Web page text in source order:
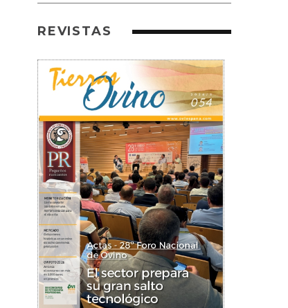
REVISTAS